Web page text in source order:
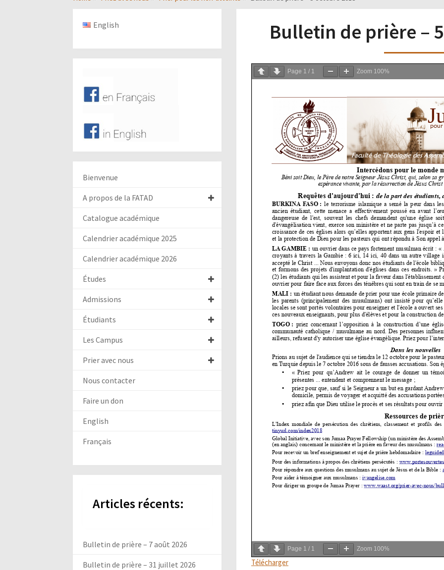
Bulletin de prière –
Page 1 / 1 Zoom 100%
Page 1 / 1 Zoom 100%
Télécharger
English
Bienvenue
A propos de la FATAD
Catalogue académique
Calendrier académique 2025
Calendrier académique 2026
Études
Admissions
Étudiants
Les Campus
Prier avec nous
Nous contacter
Faire un don
English
Français
Articles récents:
Bulletin de prière – 7 août 2026
Bulletin de prière – 31 juillet 2026